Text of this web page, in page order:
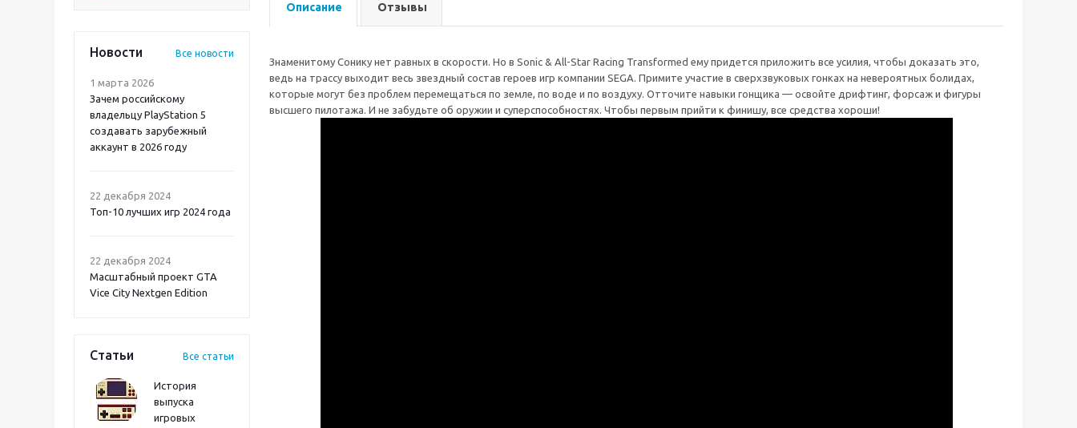
Новости Все новости
1 марта 2026
Зачем российскому
владельцу PlayStation 5
создавать зарубежный
аккаунт в 2026 году
22 декабря 2024
Топ-10 лучших игр 2024 года
22 декабря 2024
Масштабный проект GTA
Vice City Nextgen Edition
Статьи Все статьи
История
выпуска
игровых
Onimusha: Way of the
Описание Отзывы
Знаменитому Сонику нет равных в скорости. Но в Sonic & All-Star Racing Transformed ему придется приложить все усилия, чтобы доказать это,
ведь на трассу выходит весь звездный состав героев игр компании SEGA. Примите участие в сверхзвуковых гонках на невероятных болидах,
которые могут без проблем перемещаться по земле, по воде и по воздуху. Отточите навыки гонщика — освойте дрифтинг, форсаж и фигуры
высшего пилотажа. И не забудьте об оружии и суперспособностях. Чтобы первым прийти к финишу, все средства хороши!